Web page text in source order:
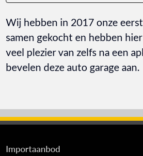
Wij hebben in 2017 onze
samen gekocht en hebben
veel plezier van zelfs na een
bevelen deze auto garage aan.
Importaanbod